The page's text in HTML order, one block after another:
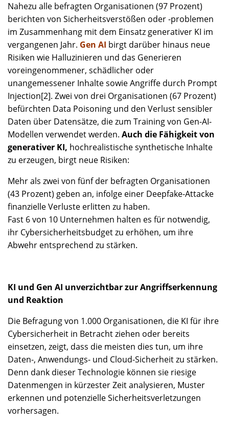
Nahezu alle befragten Organisationen (97 Prozent)
berichten von Sicherheitsverstößen oder -problemen
im Zusammenhang mit dem Einsatz generativer KI im
vergangenen Jahr. Gen AI birgt darüber hinaus neue
Risiken wie Halluzinieren und das Generieren
voreingenommener, schädlicher oder
unangemessener Inhalte sowie Angriffe durch Prompt
Injection[2]. Zwei von drei Organisationen (67 Prozent)
befürchten Data Poisoning und den Verlust sensibler
Daten über Datensätze, die zum Training von Gen-AI-
Modellen verwendet werden. Auch die Fähigkeit von
generativer KI, hochrealistische synthetische Inhalte
zu erzeugen, birgt neue Risiken:
Mehr als zwei von fünf der befragten Organisationen
(43 Prozent) geben an, infolge einer Deepfake-Attacke
finanzielle Verluste erlitten zu haben.
Fast 6 von 10 Unternehmen halten es für notwendig,
ihr Cybersicherheitsbudget zu erhöhen, um ihre
Abwehr entsprechend zu stärken.
KI und Gen AI unverzichtbar zur Angriffserkennung
und Reaktion
Die Befragung von 1.000 Organisationen, die KI für ihre
Cybersicherheit in Betracht ziehen oder bereits
einsetzen, zeigt, dass die meisten dies tun, um ihre
Daten-, Anwendungs- und Cloud-Sicherheit zu stärken.
Denn dank dieser Technologie können sie riesige
Datenmengen in kürzester Zeit analysieren, Muster
erkennen und potenzielle Sicherheitsverletzungen
vorhersagen.